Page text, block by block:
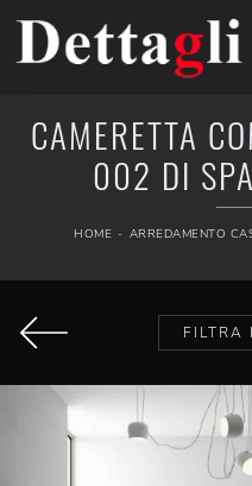
CAMERETTA
002 DI
HOME - ARREDAMENTO
FILTRA